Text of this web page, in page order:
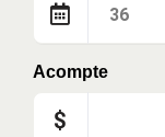
Acompte
$